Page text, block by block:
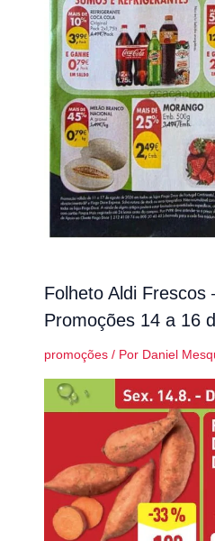
Folheto Aldi Frescos
Promoções 14 a 16
promoções/ Por Daniel